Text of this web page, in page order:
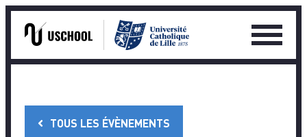
content
Ouvrir
le
TOUS LES ÉVÈNEMENTS